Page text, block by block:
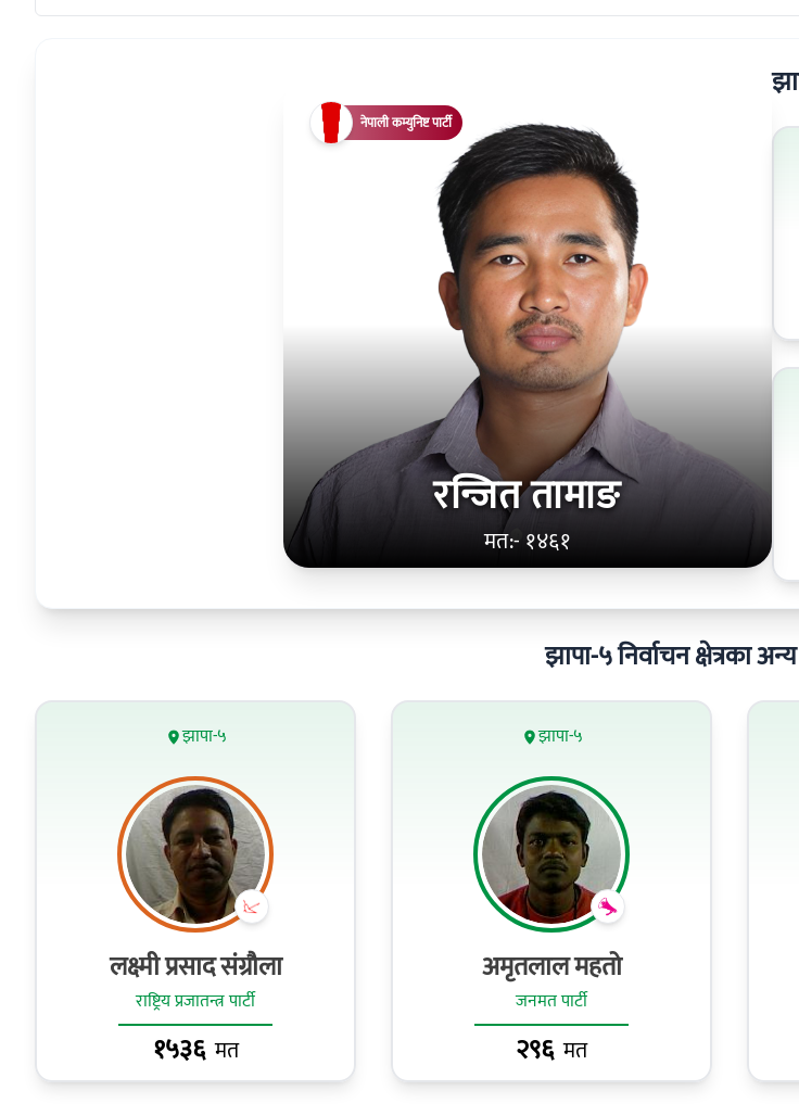
रन्जित तामाङ
मत:- १४६१
नेपाली कम्युनिष्ट पार्टी
झापा-५ निर्वाचन क्षेत्रका
झापा-५
लक्ष्मी प्रसाद संग्रौला
राष्ट्रिय प्रजातन्त्र पार्टी
१५३६ मत
झापा-५
अमृतलाल महतो
जनमत पार्टी
२९६ मत